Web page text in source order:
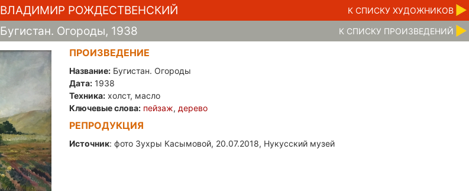
ВЛАДИМИР РОЖДЕСТВЕНСКИЙ К CПИСКУ ХУДОЖНИКОВ
Бугистан. Огороды, 1938 К CПИСКУ ПРОИЗВЕДЕНИЙ
ПРОИЗВЕДЕНИЕ
Название: Бугистан. Огороды
Дата: 1938
Техника: холст, масло
Ключевые слова: пейзаж, дерево
РЕПРОДУКЦИЯ
Источник: фото Зухры Касымовой, 20.07.2018, Нукусский музей